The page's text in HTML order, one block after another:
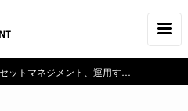
三井物産デジタル・アセットマネジメント、運用するデジタル証券４ファンドの決算を公表。当初予想通...